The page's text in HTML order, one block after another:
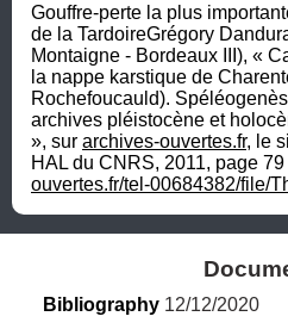
Gouffre-perte la plus
de la TardoireGrégory
Montaigne - Bordeaux III), «
la nappe karstique de
Rochefoucauld).
archives pléistocène et
», sur archives-ouvertes.fr, le
HAL du CNRS, 2011, page 79
ouvertes.fr/tel-00684382/file/
Bibliography 12/12/2020